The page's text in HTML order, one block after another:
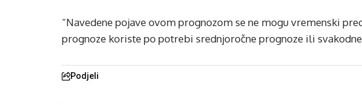
“Navedene pojave ovom prognozom se ne mogu vremenski
prognoze koriste po potrebi srednjoročne prognoze ili
Podjeli